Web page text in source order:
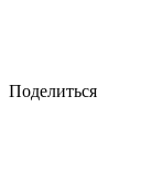
Поделиться